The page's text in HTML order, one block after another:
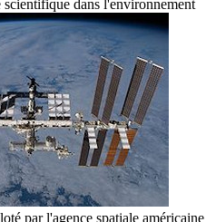
scientifique dans l'environnement
par l'agence spatiale américaine